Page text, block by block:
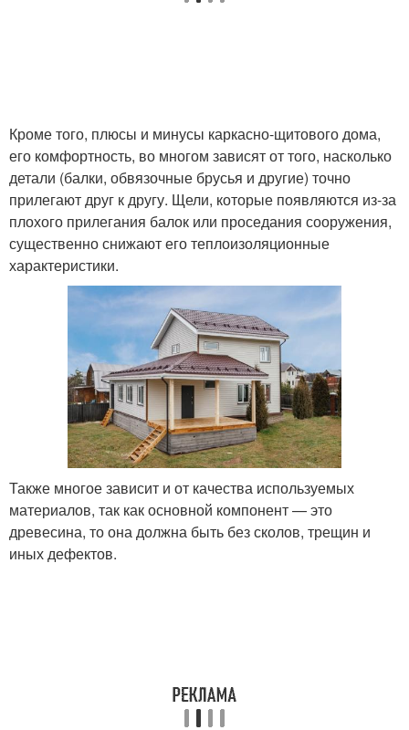
Кроме того, плюсы и минусы каркасно-щитового дома,
его комфортность, во многом зависят от того, насколько
детали (балки, обвязочные брусья и другие) точно
прилегают друг к другу. Щели, которые появляются из-за
плохого прилегания балок или проседания сооружения,
существенно снижают его теплоизоляционные
характеристики.
Также многое зависит и от качества используемых
материалов, так как основной компонент — это
древесина, то она должна быть без сколов, трещин и
иных дефектов.